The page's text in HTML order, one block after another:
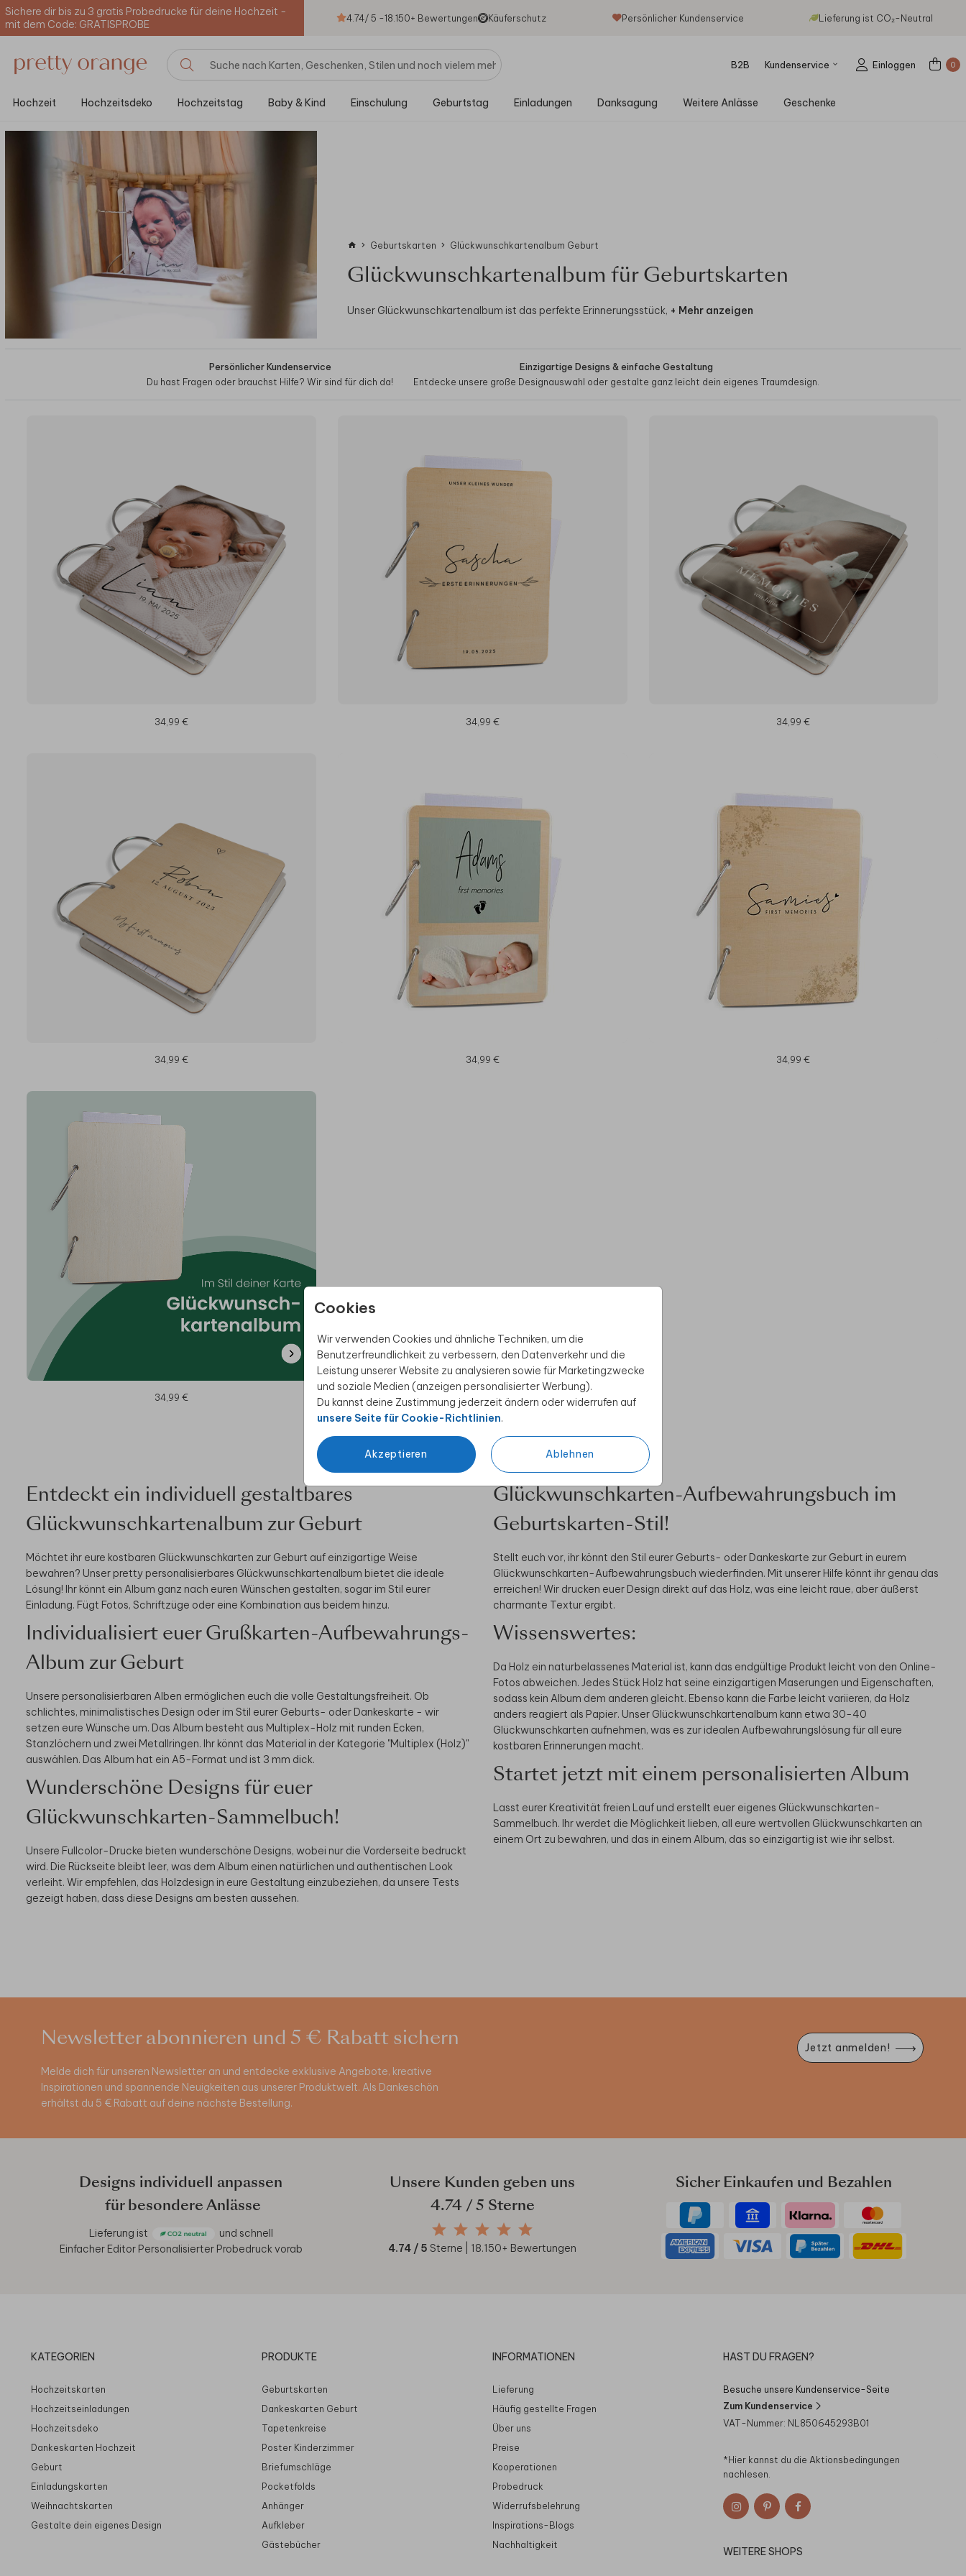
Sichere dir bis zu 3 gratis Probedrucke für deine Hochzeit -
mit dem Code: GRATISPROBE
4.74/ 5 -18.150+ Bewertungen Käuferschutz Persönlicher Kundenservice Lieferung ist CO₂-Neutral
B2B Kundenservice Einloggen 0
Hochzeit Hochzeitsdeko Hochzeitstag Baby & Kind Einschulung Geburtstag Einladungen Danksagung Weitere Anlässe Geschenke
Cookies
Wir verwenden Cookies und ähnliche Techniken, um die
Benutzerfreundlichkeit zu verbessern, den Datenverkehr und die
Leistung unserer Website zu analysieren sowie für Marketingzwecke
und soziale Medien (anzeigen personalisierter Werbung).
Du kannst deine Zustimmung jederzeit ändern oder widerrufen auf
unsere Seite für Cookie-Richtlinien.
Akzeptieren Ablehnen
Geburtskarten Glückwunschkartenalbum Geburt
Glückwunschkartenalbum für Geburtskarten
Unser Glückwunschkartenalbum ist das perfekte Erinnerungsstück, + Mehr anzeigen
Persönlicher Kundenservice
Du hast Fragen oder brauchst Hilfe? Wir sind für dich da!
Einzigartige Designs & einfache Gestaltung
Entdecke unsere große Designauswahl oder gestalte ganz leicht dein eigenes Traumdesign.
34,99 € 34,99 € 34,99 €
34,99 € 34,99 € 34,99 €
34,99 €
Entdeckt ein individuell gestaltbares
Glückwunschkartenalbum zur Geburt
Möchtet ihr eure kostbaren Glückwunschkarten zur Geburt auf einzigartige Weise
bewahren? Unser pretty personalisierbares Glückwunschkartenalbum bietet die ideale
Lösung! Ihr könnt ein Album ganz nach euren Wünschen gestalten, sogar im Stil eurer
Einladung. Fügt Fotos, Schriftzüge oder eine Kombination aus beidem hinzu.
Individualisiert euer Grußkarten-Aufbewahrungs-
Album zur Geburt
Unsere personalisierbaren Alben ermöglichen euch die volle Gestaltungsfreiheit. Ob
schlichtes, minimalistisches Design oder im Stil eurer Geburts- oder Dankeskarte - wir
setzen eure Wünsche um. Das Album besteht aus Multiplex-Holz mit runden Ecken,
Stanzlöchern und zwei Metallringen. Ihr könnt das Material in der Kategorie "Multiplex (Holz)"
auswählen. Das Album hat ein A5-Format und ist 3 mm dick.
Wunderschöne Designs für euer
Glückwunschkarten-Sammelbuch!
Unsere Fullcolor-Drucke bieten wunderschöne Designs, wobei nur die Vorderseite bedruckt
wird. Die Rückseite bleibt leer, was dem Album einen natürlichen und authentischen Look
verleiht. Wir empfehlen, das Holzdesign in eure Gestaltung einzubeziehen, da unsere Tests
gezeigt haben, dass diese Designs am besten aussehen.
Glückwunschkarten-Aufbewahrungsbuch im
Geburtskarten-Stil!
Stellt euch vor, ihr könnt den Stil eurer Geburts- oder Dankeskarte zur Geburt in eurem
Glückwunschkarten-Aufbewahrungsbuch wiederfinden. Mit unserer Hilfe könnt ihr genau das
erreichen! Wir drucken euer Design direkt auf das Holz, was eine leicht raue, aber äußerst
charmante Textur ergibt.
Wissenswertes:
Da Holz ein naturbelassenes Material ist, kann das endgültige Produkt leicht von den Online-
Fotos abweichen. Jedes Stück Holz hat seine einzigartigen Maserungen und Eigenschaften,
sodass kein Album dem anderen gleicht. Ebenso kann die Farbe leicht variieren, da Holz
anders reagiert als Papier. Unser Glückwunschkartenalbum kann etwa 30-40
Glückwunschkarten aufnehmen, was es zur idealen Aufbewahrungslösung für all eure
kostbaren Erinnerungen macht.
Startet jetzt mit einem personalisierten Album
Lasst eurer Kreativität freien Lauf und erstellt euer eigenes Glückwunschkarten-
Sammelbuch. Ihr werdet die Möglichkeit lieben, all eure wertvollen Glückwunschkarten an
einem Ort zu bewahren, und das in einem Album, das so einzigartig ist wie ihr selbst.
Newsletter abonnieren und 5 € Rabatt sichern
Melde dich für unseren Newsletter an und entdecke exklusive Angebote, kreative
Inspirationen und spannende Neuigkeiten aus unserer Produktwelt. Als Dankeschön
erhältst du 5 € Rabatt auf deine nächste Bestellung.
Jetzt anmelden!
Designs individuell anpassen
für besondere Anlässe
Lieferung ist
und schnell
Einfacher Editor Personalisierter Probedruck vorab
Unsere Kunden geben uns
4.74/ 5 Sterne
4.74 / 5 Sterne | 18.150+ Bewertungen
Sicher Einkaufen und Bezahlen
KATEGORIEN
Hochzeitskarten
Hochzeitseinladungen
Hochzeitsdeko
Dankeskarten Hochzeit
Geburt
Einladungskarten
Weihnachtskarten
Gestalte dein eigenes Design
PRODUKTE
Geburtskarten
Dankeskarten Geburt
Tapetenkreise
Poster Kinderzimmer
Briefumschläge
Pocketfolds
Anhänger
Aufkleber
Gästebücher
INFORMATIONEN
Lieferung
Häufig gestellte Fragen
Über uns
Preise
Kooperationen
Probedruck
Widerrufsbelehrung
Inspirations-Blogs
Nachhaltigkeit
HAST DU FRAGEN?
Besuche unsere Kundenservice-Seite
Zum Kundenservice
VAT-Nummer: NL850645293B01
*Hier kannst du die Aktionsbedingungen
nachlesen.
WEITERE SHOPS